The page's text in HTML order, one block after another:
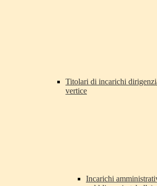
Titolari di incarichi
vertice
Incarichi